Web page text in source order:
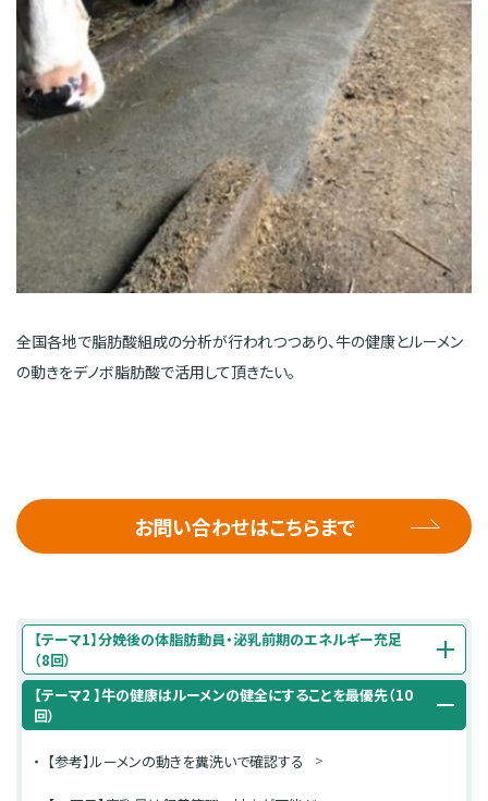
全国各地で脂肪酸組成の分析が行われつつあり、牛の健康とルーメン
の動きをデノボ脂肪酸で活用して頂きたい。
お問い合わせはこちらまで
【テーマ1】分娩後の体脂肪動員・泌乳前期のエネルギー充足
（8回）
【テーマ2 】牛の健康はルーメンの健全にすることを最優先（10
回）
【参考】ルーメンの動きを糞洗いで確認する